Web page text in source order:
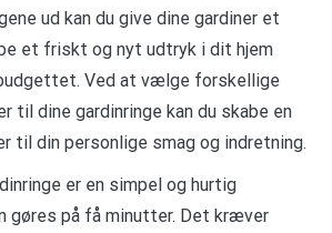
ud kan du give dine gardiner et
et friskt og nyt udtryk i dit hjem
Ved at vælge forskellige
til dine gardinringe kan du skabe en
til din personlige smag og indretning.
er en simpel og hurtig
gøres på få minutter. Det kræver